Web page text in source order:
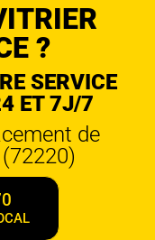
?
SERVICE
ET 7J/7
de